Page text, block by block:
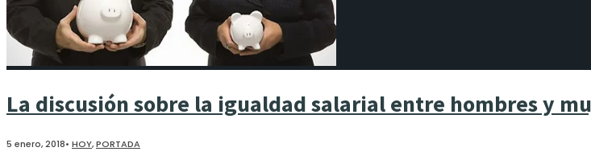
La discusión sobre la igualdad salarial entre hombres y
5 enero, 2018• HOY,PORTADA